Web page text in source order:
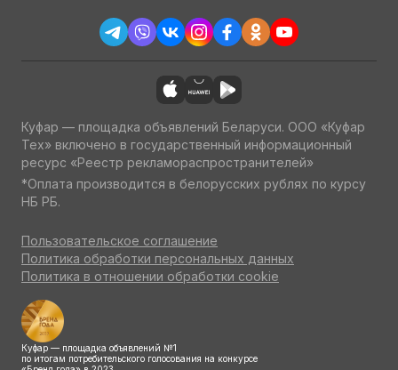
Куфар — площадка объявлений Беларуси. ООО «Куфар
Тех» включено в государственный информационный
ресурс «Реестр рекламораспространителей»
*Оплата производится в белорусских рублях по курсу
НБ РБ.
Пользовательское соглашение
Политика обработки персональных данных
Политика в отношении обработки cookie
Куфар — площадка объявлений №1
по итогам потребительского голосования на конкурсе